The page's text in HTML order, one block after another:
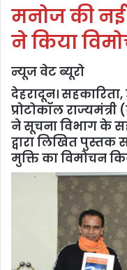
मनोज की नई
ने किया
न्यूज वेट ब्यूरो
देहरादून।
प्रोटोकॉल राज्यमंत्री
ने सूचना विभाग के
द्वारा लिखित
मुक्ति का विमोचन